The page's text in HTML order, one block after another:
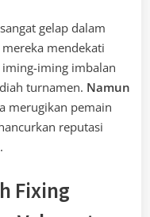
gelap dalam
mereka mendekati
iming imbalan
turnamen. Namun
merugikan pemain
reputasi
Fixing